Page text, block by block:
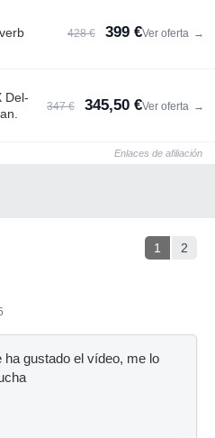
428 € 399 €Ver oferta →
Del-
347 € 345,50 €Ver oferta →
Enlaces de afiliación
1 2
gustado el vídeo, me lo